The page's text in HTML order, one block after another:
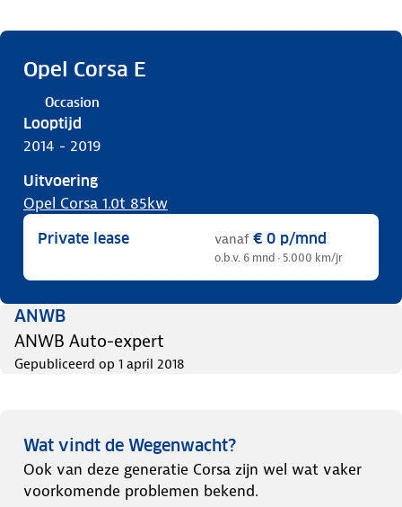
Opel Corsa E
Occasion
Looptijd
2014 - 2019
Uitvoering
Opel Corsa 1.0t 85kw
Private lease vanaf € 0 p/mnd
o.b.v. 6 mnd · 5.000 km/jr
ANWB
ANWB Auto-expert
Gepubliceerd op 1 april 2018
Wat vindt de Wegenwacht?
Ook van deze generatie Corsa zijn wel wat vaker
voorkomende problemen bekend.